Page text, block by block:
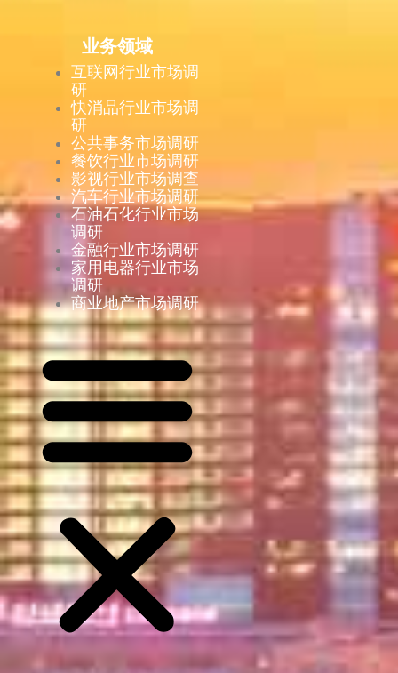
业务领域
互联网行业市场调
研
快消品行业市场调
研
公共事务市场调研
餐饮行业市场调研
影视行业市场调查
汽车行业市场调研
石油石化行业市场
调研
金融行业市场调研
家用电器行业市场
调研
商业地产市场调研